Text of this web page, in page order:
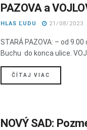
PAZOVA a
HLAS ĽUDU 21/08/2023
STARÁ PAZOVA: – od
Buchu do konca ulice.
ČÍTAJ VIAC
NOVÝ SAD: